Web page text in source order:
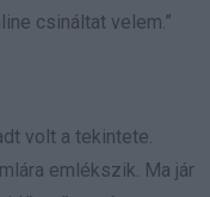
csináltat velem.”
volt a tekintete.
emlékszik. Ma jár